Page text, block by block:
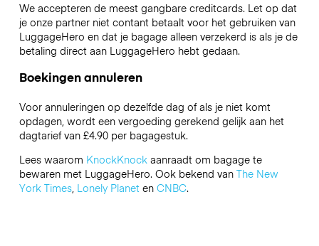
We accepteren de meest gangbare creditcards. Let op dat
je onze partner niet contant betaalt voor het gebruiken van
LuggageHero en dat je bagage alleen verzekerd is als je de
betaling direct aan LuggageHero hebt gedaan.
Boekingen annuleren
Voor annuleringen op dezelfde dag of als je niet komt
opdagen, wordt een vergoeding gerekend gelijk aan het
dagtarief van £4.90 per bagagestuk.
Lees waarom KnockKnockaanraadt om bagage te
bewaren met LuggageHero. Ook bekend van The New
York Times, Lonely Planeten CNBC.